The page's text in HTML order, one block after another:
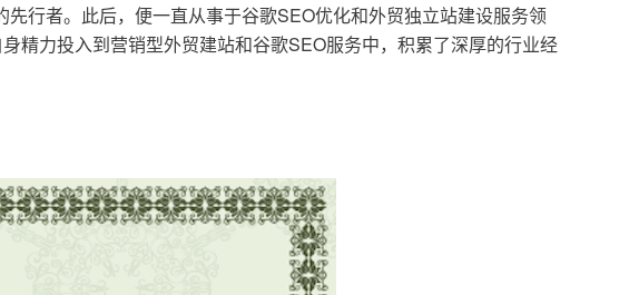
行者。此后，便一直从事于谷歌SEO优化和外贸独立站建设服务领
精力投入到营销型外贸建站和谷歌SEO服务中，积累了深厚的行业经